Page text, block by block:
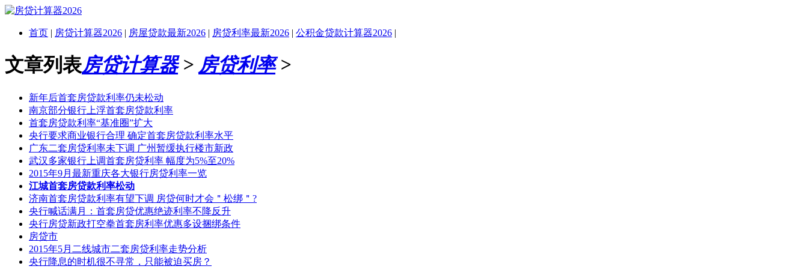
首页 | 房贷计算器2026 | 房屋贷款最新2026 | 房贷利率最新2026 | 公积金贷款计算器2026 |
文章列表房贷计算器> 房贷利率>
新年后首套房贷款利率仍未松动
南京部分银行上浮首套房贷款利率
首套房贷款利率“基准圈”扩大
央行要求商业银行合理 确定首套房贷款利率水平
广东二套房贷利率未下调 广州暂缓执行楼市新政
武汉多家银行上调首套房贷利率 幅度为5%至20%
2015年9月最新重庆各大银行房贷利率一览
江城首套房贷款利率松动
济南首套房贷款利率有望下调 房贷何时才会＂松绑＂?
央行喊话满月：首套房贷优惠绝迹利率不降反升
央行房贷新政打空拳首套房利率优惠多设捆绑条件
房贷市
2015年5月二线城市二套房贷利率走势分析
央行降息的时机很不寻常，只能被迫买房？